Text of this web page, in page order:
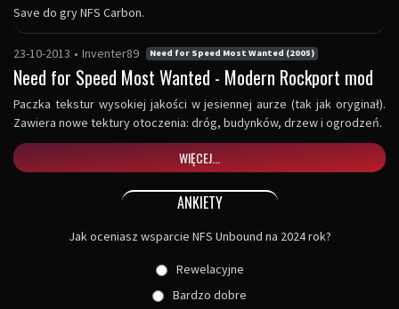
Save do gry NFS Carbon.
23-10-2013 • Inventer89 Need for Speed Most Wanted (2005)
Need for Speed Most Wanted - Modern Rockport mod
Paczka tekstur wysokiej jakości w jesiennej aurze (tak jak oryginał).
Zawiera nowe tektury otoczenia: dróg, budynków, drzew i ogrodzeń.
WIĘCEJ...
ANKIETY
Jak oceniasz wsparcie NFS Unbound na 2024 rok?
Rewelacyjne
Bardzo dobre